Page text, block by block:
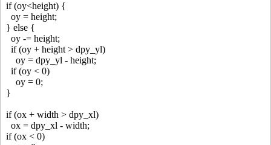
if (oy<height) {
oy = height;
} else {
oy -= height;
if (oy + height > dpy_yl)
oy = dpy_yl - height;
if (oy < 0)
oy = 0;
}
if (ox + width > dpy_xl)
ox = dpy_xl - width;
if (ox < 0)